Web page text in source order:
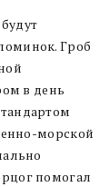
Гроб
в день
морской
помогал